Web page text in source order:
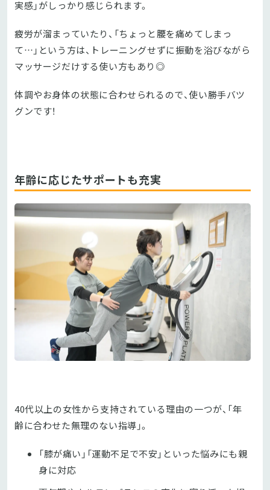
実感」がしっかり感じられます。
疲労が溜まっていたり、「ちょっと腰を痛めてしまっ
て…」という方は、トレーニングせずに振動を浴びながら
マッサージだけする使い方もあり◎
体調やお身体の状態に合わせられるので、使い勝手バツ
グンです！
年齢に応じたサポートも充実
40代以上の女性から支持されている理由の一つが、「年
齢に合わせた無理のない指導」。
「膝が痛い」「運動不足で不安」といった悩みにも親
身に対応